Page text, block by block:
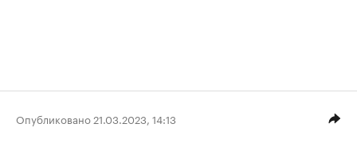
Опубликовано 21.03.2023, 14:13